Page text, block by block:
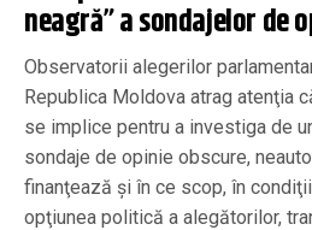
neagră” a sondajelor de
Observatorii alegerilor
Republica Moldova atrag atenţia
se implice pentru a investiga de
sondaje de opinie obscure,
finanţează şi în ce scop, în
opţiunea politică a alegătorilor,